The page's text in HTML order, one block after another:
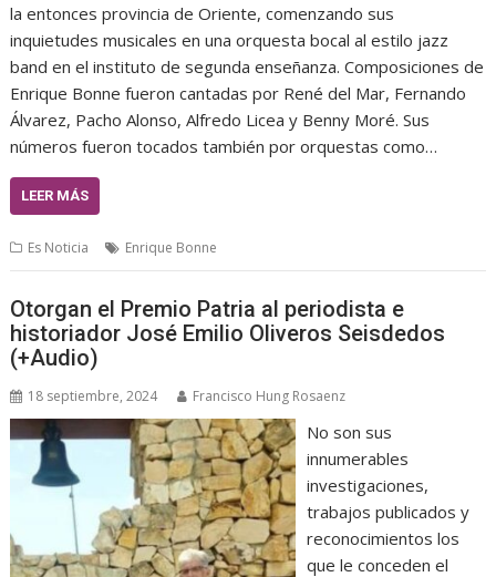
la entonces provincia de Oriente, comenzando sus
inquietudes musicales en una orquesta bocal al estilo jazz
band en el instituto de segunda enseñanza. Composiciones de
Enrique Bonne fueron cantadas por René del Mar, Fernando
Álvarez, Pacho Alonso, Alfredo Licea y Benny Moré. Sus
números fueron tocados también por orquestas como…
LEER MÁS
Es Noticia Enrique Bonne
Otorgan el Premio Patria al periodista e
historiador José Emilio Oliveros Seisdedos
(+Audio)
18 septiembre, 2024 Francisco Hung Rosaenz
No son sus
innumerables
investigaciones,
trabajos publicados y
reconocimientos los
que le conceden el